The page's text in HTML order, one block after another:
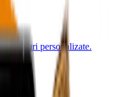
și sfaturi personalizate.